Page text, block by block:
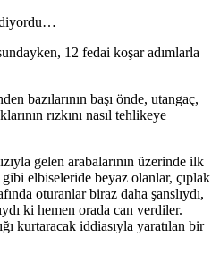
12 fedai koşar adımlarla
bazılarının başı önde, utangaç,
rızkını nasıl tehlikeye
gelen arabalarının üzerinde ilk
elbiseleride beyaz olanlar, çıplak
oturanlar biraz daha şanslıydı,
ki hemen orada can verdiler.
kurtaracak iddiasıyla yaratılan bir